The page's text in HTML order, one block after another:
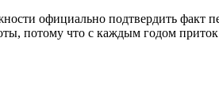
официально подтвердить факт
потому что с каждым годом